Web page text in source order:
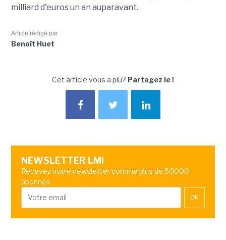
milliard d'euros un an auparavant.
Article rédigé par
Benoît Huet
Cet article vous a plu? Partagez le !
NEWSLETTER LMI
Recevez notre newsletter comme plus de 50000
abonnés
OK